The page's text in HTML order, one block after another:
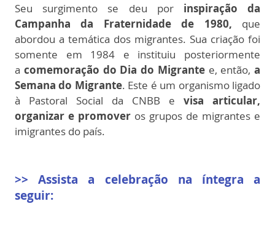
Seu surgimento se deu por inspiração da
Campanha da Fraternidade de 1980, que
abordou a temática dos migrantes. Sua criação foi
somente em 1984 e instituiu posteriormente
a comemoração do Dia do Migrantee, então, a
Semana do Migrante. Este é um organismo ligado
à Pastoral Social da CNBB e visa articular,
organizar e promover os grupos de migrantes e
imigrantes do país.
>> Assista a celebração na íntegra a
seguir: